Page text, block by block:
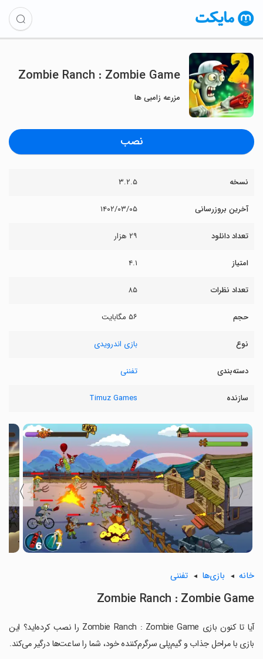
Zombie Ranch : Zombie Game
مزرعه زامبی ها
نصب
نسخه ۳.۲.۵
آخرین بروزرسانی ۱۴۰۲/۰۳/۰۵
تعداد دانلود ۲۹ هزار
امتیاز ۴.۱
تعداد نظرات ۸۵
حجم ۵۶ مگابایت
نوع بازی اندرویدی
دسته‌بندی تفننی
سازنده Timuz Games
〈
〉
خانه بازی‌ها تفننی
Zombie Ranch : Zombie Game
آیا تا کنون بازی Zombie Ranch : Zombie Game را نصب کرده‌اید؟ این
بازی با مراحل جذاب و گیم‌پلی سرگرم‌کننده خود، شما را ساعت‌ها درگیر می‌کند.